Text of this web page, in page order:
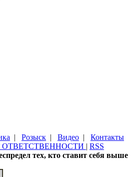
| Розыск | Видео | Контакты
ОТВЕТСТВЕННОСТИ | RSS
тех, кто ставит себя выше